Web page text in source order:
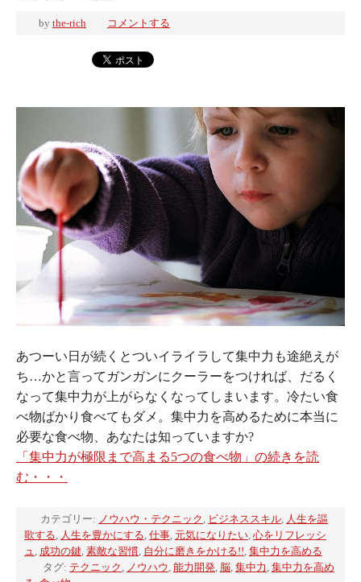
by the-rich コメントする
あつーい日が続くとついイライラして集中力も途絶えが
ち…かと言ってガンガンにクーラーをつければ、だるく
なって集中力が上がらなくなってしまいます。冷たい食
べ物ばかり食べてもダメ。集中力を高めるために本当に
必要な食べ物、あなたは知っていますか?
「集中力が極限まで高まる5つの食べ物」の続きを読
む・・・
カテゴリー: ノウハウ・テクニック ビジネススキル 人生を謳
歌する
人生を豊かにする 仕事 元気になりたい 心をリフレッシ
ュ
成功の鍵 素敵な習慣 自分に磨きをかける!! 集中力を高める
タグ: テクニック ノウハウ 能力開発 脳 集中力 集中力を高め